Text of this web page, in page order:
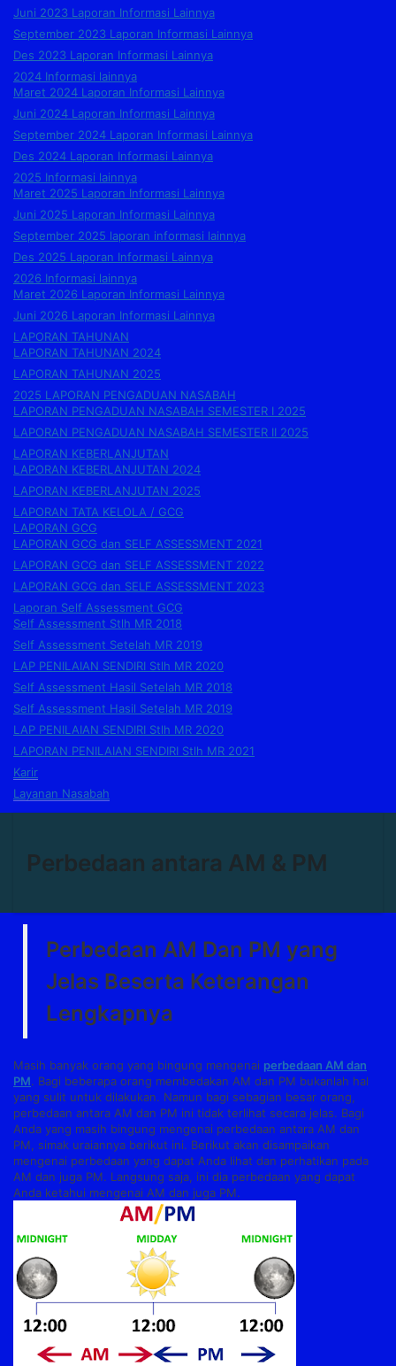
Juni 2023 Laporan Informasi Lainnya
September 2023 Laporan Informasi Lainnya
Des 2023 Laporan Informasi Lainnya
2024 Informasi lainnya
Maret 2024 Laporan Informasi Lainnya
Juni 2024 Laporan Informasi Lainnya
September 2024 Laporan Informasi Lainnya
Des 2024 Laporan Informasi Lainnya
2025 Informasi lainnya
Maret 2025 Laporan Informasi Lainnya
Juni 2025 Laporan Informasi Lainnya
September 2025 laporan informasi lainnya
Des 2025 Laporan Informasi Lainnya
2026 Informasi lainnya
Maret 2026 Laporan Informasi Lainnya
Juni 2026 Laporan Informasi Lainnya
LAPORAN TAHUNAN
LAPORAN TAHUNAN 2024
LAPORAN TAHUNAN 2025
2025 LAPORAN PENGADUAN NASABAH
LAPORAN PENGADUAN NASABAH SEMESTER I 2025
LAPORAN PENGADUAN NASABAH SEMESTER II 2025
LAPORAN KEBERLANJUTAN
LAPORAN KEBERLANJUTAN 2024
LAPORAN KEBERLANJUTAN 2025
LAPORAN TATA KELOLA / GCG
LAPORAN GCG
LAPORAN GCG dan SELF ASSESSMENT 2021
LAPORAN GCG dan SELF ASSESSMENT 2022
LAPORAN GCG dan SELF ASSESSMENT 2023
Laporan Self Assessment GCG
Self Assessment Stlh MR 2018
Self Assessment Setelah MR 2019
LAP PENILAIAN SENDIRI Stlh MR 2020
Self Assessment Hasil Setelah MR 2018
Self Assessment Hasil Setelah MR 2019
LAP PENILAIAN SENDIRI Stlh MR 2020
LAPORAN PENILAIAN SENDIRI Stlh MR 2021
Karir
Layanan Nasabah
Perbedaan antara AM & PM
Perbedaan AM Dan PM yang
Jelas Beserta Keterangan
Lengkapnya
Masih banyak orang yang bingung mengenai perbedaan AM dan
PM. Bagi beberapa orang membedakan AM dan PM bukanlah hal
yang sulit untuk dilakukan. Namun bagi sebagian besar orang,
perbedaan antara AM dan PM ini tidak terlihat secara jelas. Bagi
Anda yang masih bingung mengenai perbedaan antara AM dan
PM, simak uraiannya berikut ini. Berikut akan disampaikan
mengenai perbedaan yang dapat Anda lihat dan perhatikan pada
AM dan juga PM. Langsung saja, ini dia perbedaan yang dapat
Anda ketahui mengenai AM dan juga PM.